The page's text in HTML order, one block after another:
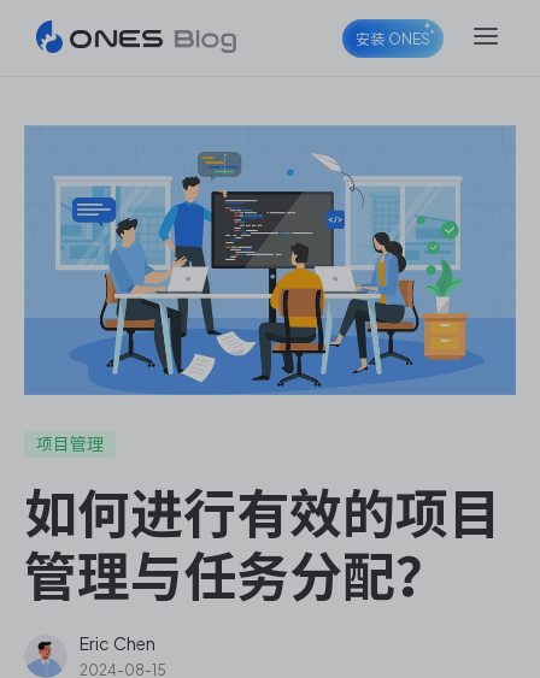
ONES Project
ONES Wiki
ONES Desk
ONES Assistant
安装 ONES
项目管理
如何进行有效的项目
管理与任务分配？
Eric Chen
2024-08-15